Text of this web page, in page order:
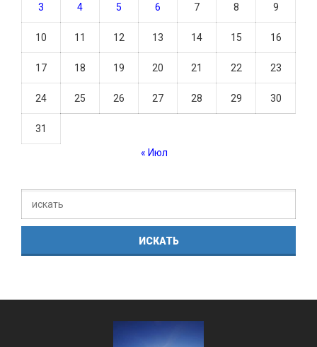
3 4 5 6 7 8 9
10 11 12 13 14 15 16
17 18 19 20 21 22 23
24 25 26 27 28 29 30
31
« Июл